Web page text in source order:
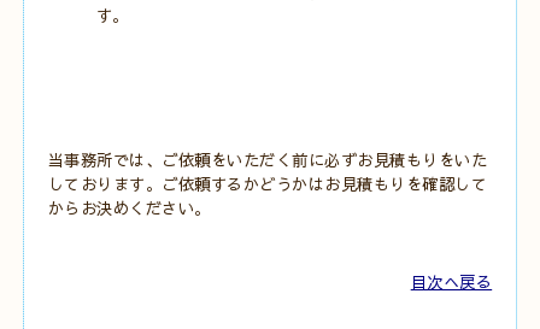
す。
当事務所では、ご依頼をいただく前に必ずお見積もりをいた
しております。ご依頼するかどうかはお見積もりを確認して
からお決めください。
目次へ戻る